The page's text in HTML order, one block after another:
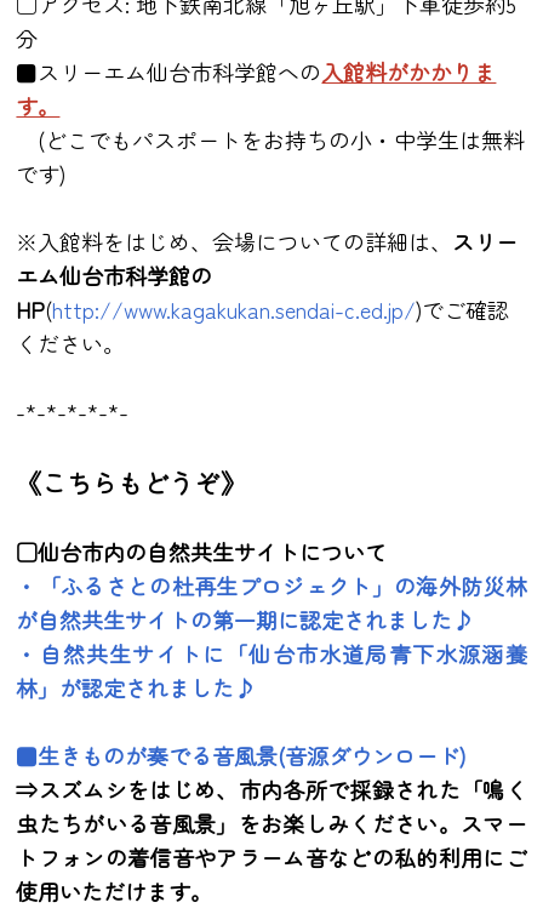
分
■スリーエム仙台市科学館への入館料がかかりま
す。
(どこでもパスポートをお持ちの小・中学生は無料
です)
※入館料をはじめ、会場についての詳細は、 スリー
エム仙台市科学館の
HP(http://www.kagakukan.sendai-c.ed.jp/)でご確認
ください。
-*-*-*-*-*-
《こちらもどうぞ》
□仙台市内の自然共生サイトについて
・「ふるさとの杜再生プロジェクト」の海外防災林
が自然共生サイトの第一期に認定されました♪
・自然共生サイトに「仙台市水道局青下水源涵養
林」が認定されました♪
■生きものが奏でる音風景(音源ダウンロード)
⇒スズムシをはじめ、市内各所で採録された「鳴く
虫たちがいる音風景」をお楽しみください。スマー
トフォンの着信音やアラーム音などの私的利用にご
使用いただけます。